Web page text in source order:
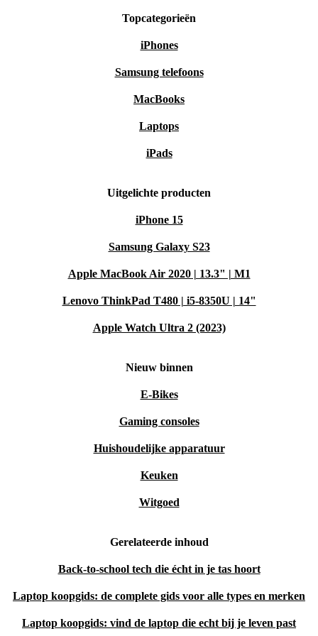
Topcategorieën
iPhones
Samsung telefoons
MacBooks
Laptops
iPads
Uitgelichte producten
iPhone 15
Samsung Galaxy S23
Apple MacBook Air 2020 | 13.3" | M1
Lenovo ThinkPad T480 | i5-8350U | 14"
Apple Watch Ultra 2 (2023)
Nieuw binnen
E-Bikes
Gaming consoles
Huishoudelijke apparatuur
Keuken
Witgoed
Gerelateerde inhoud
Back-to-school tech die écht in je tas hoort
Laptop koopgids: de complete gids voor alle types en merken
Laptop koopgids: vind de laptop die echt bij je leven past